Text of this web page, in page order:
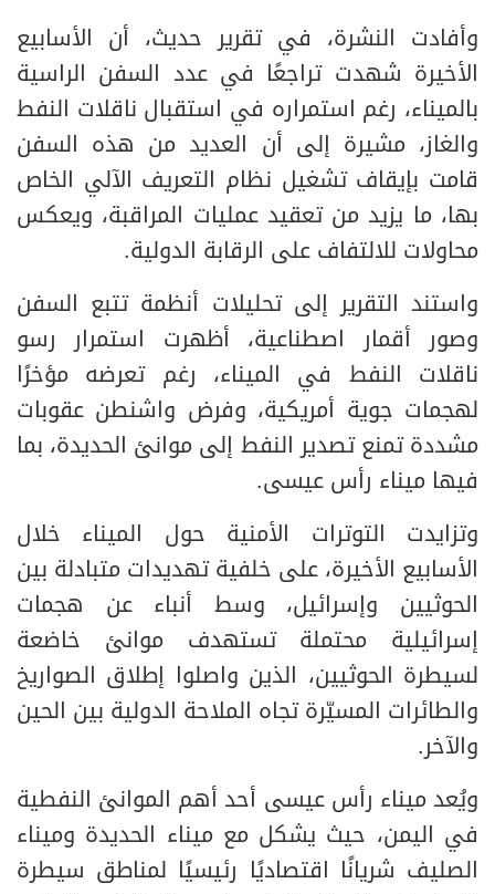
وأفادت النشرة، في تقرير حديث، أن الأسابيع
الأخيرة شهدت تراجعًا في عدد السفن الراسية
بالميناء، رغم استمراره في استقبال ناقلات النفط
والغاز، مشيرة إلى أن العديد من هذه السفن
قامت بإيقاف تشغيل نظام التعريف الآلي الخاص
بها، ما يزيد من تعقيد عمليات المراقبة، ويعكس
محاولات للالتفاف على الرقابة الدولية.
واستند التقرير إلى تحليلات أنظمة تتبع السفن
وصور أقمار اصطناعية، أظهرت استمرار رسو
ناقلات النفط في الميناء، رغم تعرضه مؤخرًا
لهجمات جوية أمريكية، وفرض واشنطن عقوبات
مشددة تمنع تصدير النفط إلى موانئ الحديدة، بما
فيها ميناء رأس عيسى.
وتزايدت التوترات الأمنية حول الميناء خلال
الأسابيع الأخيرة، على خلفية تهديدات متبادلة بين
الحوثيين وإسرائيل، وسط أنباء عن هجمات
إسرائيلية محتملة تستهدف موانئ خاضعة
لسيطرة الحوثيين، الذين واصلوا إطلاق الصواريخ
والطائرات المسيّرة تجاه الملاحة الدولية بين الحين
والآخر.
ويُعد ميناء رأس عيسى أحد أهم الموانئ النفطية
في اليمن، حيث يشكل مع ميناء الحديدة وميناء
الصليف شريانًا اقتصاديًا رئيسيًا لمناطق سيطرة